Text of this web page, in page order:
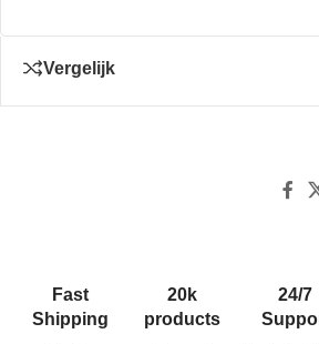
Vergelijk
Fast
Shipping
20k
products
24/7